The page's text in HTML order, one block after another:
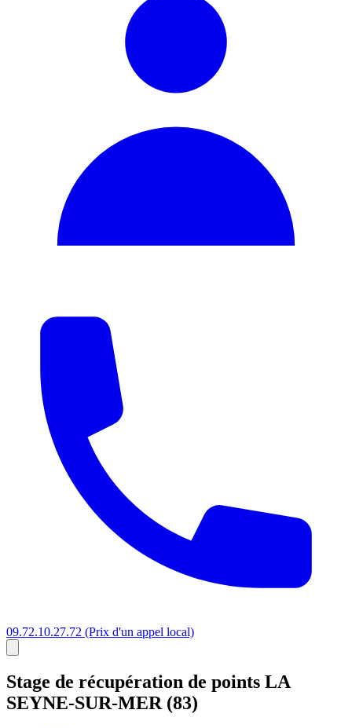
09.72.10.27.72 (Prix d'un appel local)
Stage de récupération de points LA
SEYNE-SUR-MER (83)